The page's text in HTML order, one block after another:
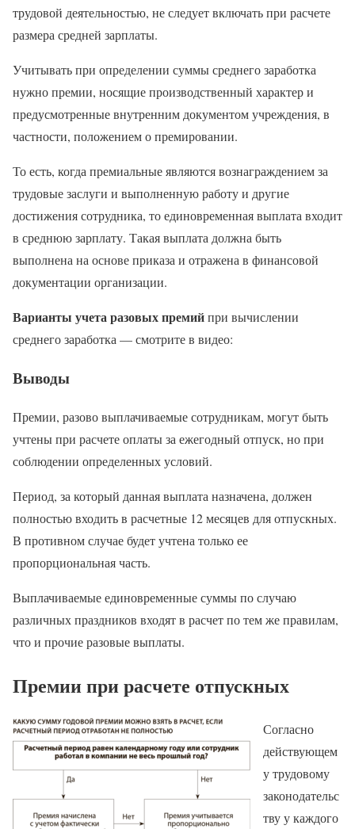
трудовой деятельностью, не следует включать при расчете
размера средней зарплаты.
Учитывать при определении суммы среднего заработка
нужно премии, носящие производственный характер и
предусмотренные внутренним документом учреждения, в
частности, положением о премировании.
То есть, когда премиальные являются вознаграждением за
трудовые заслуги и выполненную работу и другие
достижения сотрудника, то единовременная выплата входит
в среднюю зарплату. Такая выплата должна быть
выполнена на основе приказа и отражена в финансовой
документации организации.
Варианты учета разовых премийпри вычислении
среднего заработка — смотрите в видео:
Выводы
Премии, разово выплачиваемые сотрудникам, могут быть
учтены при расчете оплаты за ежегодный отпуск, но при
соблюдении определенных условий.
Период, за который данная выплата назначена, должен
полностью входить в расчетные 12 месяцев для отпускных.
В противном случае будет учтена только ее
пропорциональная часть.
Выплачиваемые единовременные суммы по случаю
различных праздников входят в расчет по тем же правилам,
что и прочие разовые выплаты.
Премии при расчете отпускных
Согласно
действующем
у трудовому
законодательс
тву у каждого